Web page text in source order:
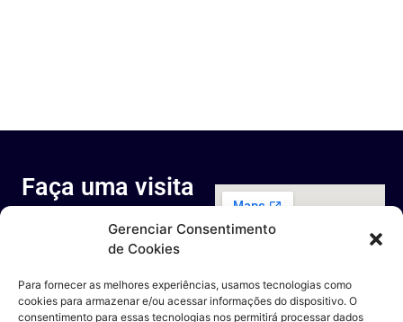
Gerenciar Consentimento
de Cookies
Para fornecer as melhores experiências, usamos tecnologias como
cookies para armazenar e/ou acessar informações do dispositivo. O
consentimento para essas tecnologias nos permitirá processar dados
Faça uma visita
ao nosso
espaço
Rua Octávio Cantanhede, 817-
Universidade Federal do Rio de
Janeiro, Rio de Janeiro - RJ